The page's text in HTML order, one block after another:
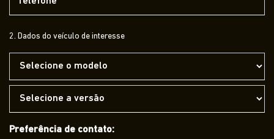
2. Dados do veículo de interesse
Preferência de contato: